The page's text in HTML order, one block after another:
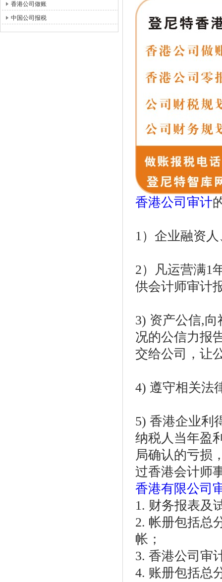
香港公司做账
中国公司报税
香港公司审计
1）企业融资
2）凡运营满1
供会计师审计
3) 资产公信,
况的公信力报
交给公司，让
4) 遵守相关法
5) 香港企业利
纳税人当年盈
局确认的亏损
过香港会计师
香港有限公司
1. 财务报表及
2. 帐册包括总
帐；
3. 香港公司审
4. 账册包括总